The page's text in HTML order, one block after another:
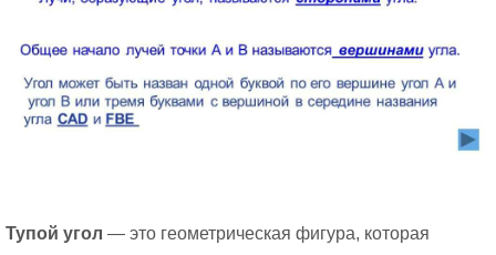
Тупой угол — это геометрическая фигура, которая